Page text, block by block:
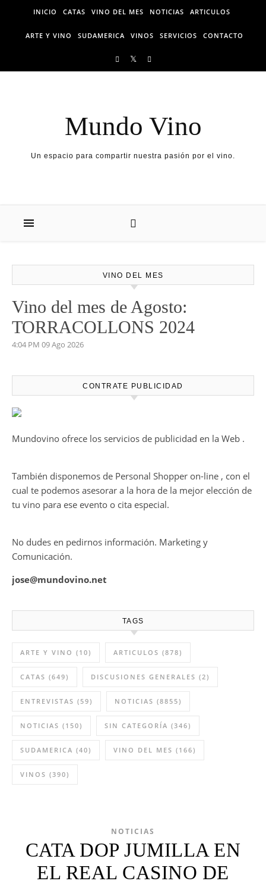
Skip to content
INICIO CATAS VINO DEL MES NOTICIAS ARTICULOS
ARTE Y VINO SUDAMERICA VINOS SERVICIOS CONTACTO
Mundo Vino
Un espacio para compartir nuestra pasión por el vino.
VINO DEL MES
Vino del mes de Agosto:
TORRACOLLONS 2024
4:04 PM 09 Ago 2026
CONTRATE PUBLICIDAD
Mundovino ofrece los servicios de publicidad en la Web .
También disponemos de Personal Shopper on-line , con el
cual te podemos asesorar a la hora de la mejor elección de
tu vino para ese evento o cita especial.
No dudes en pedirnos información. Marketing y
Comunicación.
jose@mundovino.net
TAGS
ARTE Y VINO (10) ARTICULOS (878)
CATAS (649) DISCUSIONES GENERALES (2)
ENTREVISTAS (59) NOTICIAS (8855)
NOTICIAS (150) SIN CATEGORÍA (346)
SUDAMERICA (40) VINO DEL MES (166)
VINOS (390)
NOTICIAS
CATA DOP JUMILLA EN
EL REAL CASINO DE